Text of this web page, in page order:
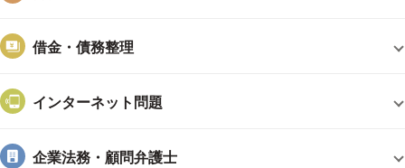
借金・債務整理
インターネット問題
企業法務・顧問弁護士